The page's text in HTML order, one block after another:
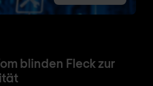
blinden Fleck zur